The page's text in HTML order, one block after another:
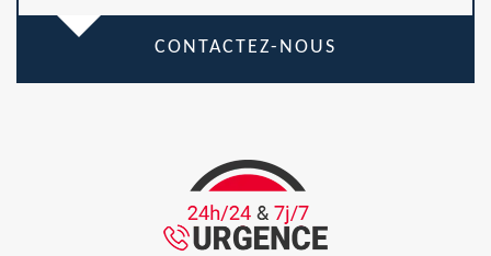
CONTACTEZ-NOUS